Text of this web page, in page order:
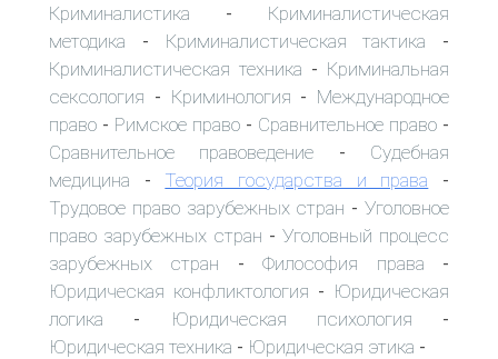
Криминалистика - Криминалистическая
методика - Криминалистическая тактика -
Криминалистическая техника - Криминальная
сексология - Криминология - Международное
право - Римское право - Сравнительное право -
Сравнительное правоведение - Судебная
медицина - Теория государства и права -
Трудовое право зарубежных стран -Уголовное
право зарубежных стран - Уголовный процесс
зарубежных стран -Философия права -
Юридическая конфликтология - Юридическая
логика - Юридическая психология -
Юридическая техника - Юридическая этика -